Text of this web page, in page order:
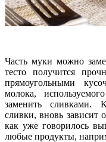
Часть муки можно
тесто получится
прямоугольными
молока,
заменить сливками.
сливки, вновь
как уже говорилось
любые продукты,